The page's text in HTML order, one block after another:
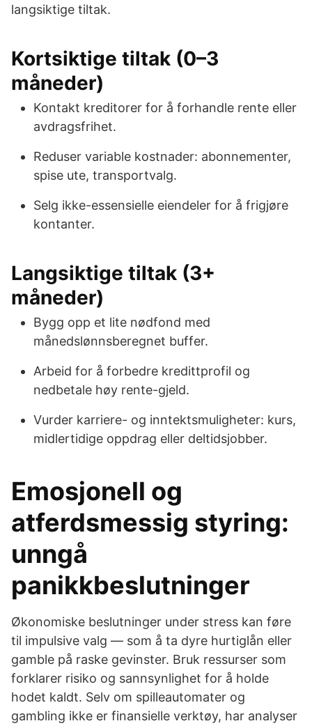
langsiktige tiltak.
Kortsiktige tiltak (0–3
måneder)
Kontakt kreditorer for å forhandle rente eller
avdragsfrihet.
Reduser variable kostnader: abonnementer,
spise ute, transportvalg.
Selg ikke-essensielle eiendeler for å frigjøre
kontanter.
Langsiktige tiltak (3+
måneder)
Bygg opp et lite nødfond med
månedslønnsberegnet buffer.
Arbeid for å forbedre kredittprofil og
nedbetale høy rente-gjeld.
Vurder karriere- og inntektsmuligheter: kurs,
midlertidige oppdrag eller deltidsjobber.
Emosjonell og
atferdsmessig styring:
unngå
panikkbeslutninger
Økonomiske beslutninger under stress kan føre
til impulsive valg — som å ta dyre hurtiglån eller
gamble på raske gevinster. Bruk ressurser som
forklarer risiko og sannsynlighet for å holde
hodet kaldt. Selv om spilleautomater og
gambling ikke er finansielle verktøy, har analyser